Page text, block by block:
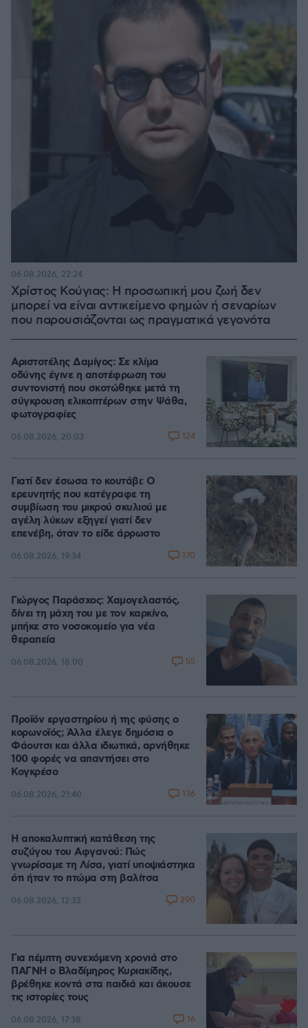
Χρίστος Κούγιας: Η προσωπική μου ζωή δεν
μπορεί να είναι αντικείμενο φημών ή σεναρίων
που παρουσιάζονται ως πραγματικά γεγονότα
06.08.2026, 22:24
Αριστοτέλης Δαμίγος: Σε κλίμα
οδύνης έγινε η αποτέφρωση του
συντονιστή που σκοτώθηκε μετά τη
σύγκρουση ελικοπτέρων στην Ψάθα,
φωτογραφίες
06.08.2026, 20:03 124
Γιατί δεν έσωσα το κουτάβι: Ο
ερευνητής που κατέγραφε τη
συμβίωση του μικρού σκυλιού με
αγέλη λύκων εξηγεί γιατί δεν
επενέβη, όταν το είδε άρρωστο
06.08.2026, 19:34 170
Γιώργος Παράσχος: Χαμογελαστός,
δίνει τη μάχη του με τον καρκίνο,
μπήκε στο νοσοκομείο για νέα
θεραπεία
06.08.2026, 18:00 55
Προϊόν εργαστηρίου ή της φύσης ο
κορωνοϊός; Άλλα έλεγε δημόσια ο
Φάουτσι και άλλα ιδιωτικά, αρνήθηκε
100 φορές να απαντήσει στο
Κογκρέσο
06.08.2026, 21:40 136
Η αποκαλυπτική κατάθεση της
συζύγου του Αφγανού: Πώς
γνωρίσαμε τη Λίσα, γιατί υποψιάστηκα
ότι ήταν το πτώμα στη βαλίτσα
06.08.2026, 12:32 290
Για πέμπτη συνεχόμενη χρονιά στο
ΠΑΓΝΗ ο Βλαδίμηρος Κυριακίδης,
βρέθηκε κοντά στα παιδιά και άκουσε
τις ιστορίες τους
06.08.2026, 17:38 16